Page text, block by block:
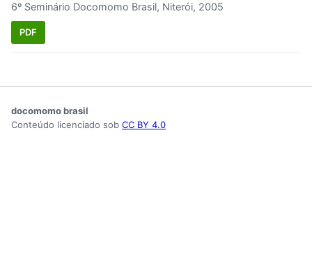
6º Seminário Docomomo Brasil, Niterói, 2005
PDF
docomomo brasil
Conteúdo licenciado sob CC BY 4.0